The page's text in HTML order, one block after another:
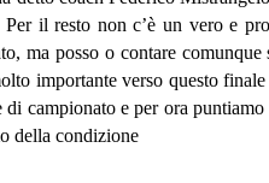
il resto non c’è un vero e
ma posso o contare
importante verso questo
campionato e per ora
della condizione